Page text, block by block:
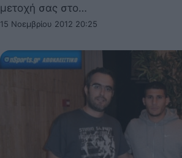
μετοχή σας στο…
15 Νοεμβρίου 2012 20:25